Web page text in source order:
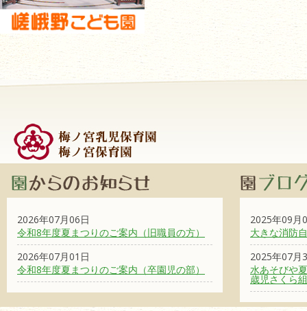
2026年07月06日
令和8年度夏まつりのご案内（旧職員の方）
2026年07月01日
令和8年度夏まつりのご案内（卒園児の部）
2025年09月
大きな消防
2025年07月
水あそびや
歳児さくら